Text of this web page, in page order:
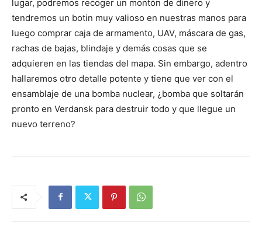
lugar, podremos recoger un montón de dinero y
tendremos un botin muy valioso en nuestras manos para
luego comprar caja de armamento, UAV, máscara de gas,
rachas de bajas, blindaje y demás cosas que se
adquieren en las tiendas del mapa. Sin embargo, adentro
hallaremos otro detalle potente y tiene que ver con el
ensamblaje de una bomba nuclear, ¿bomba que soltarán
pronto en Verdansk para destruir todo y que llegue un
nuevo terreno?